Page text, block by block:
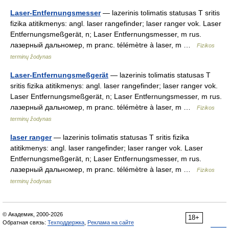
Laser-Entfernungsmesser— lazerinis tolimatis statusas T sritis
fizika atitikmenys: angl. laser rangefinder; laser ranger vok. Laser
Entfernungsmeßgerät, n; Laser Entfernungsmesser, m rus.
лазерный дальномер, m pranc. télémètre à laser, m …
Fizikos
terminų žodynas
Laser-Entfernungsmeßgerät — lazerinis tolimatis statusas T
sritis fizika atitikmenys: angl. laser rangefinder; laser ranger vok.
Laser Entfernungsmeßgerät, n; Laser Entfernungsmesser, m rus.
лазерный дальномер, m pranc. télémètre à laser, m …
Fizikos
terminų žodynas
laser ranger— lazerinis tolimatis statusas T sritis fizika
atitikmenys: angl. laser rangefinder; laser ranger vok. Laser
Entfernungsmeßgerät, n; Laser Entfernungsmesser, m rus.
лазерный дальномер, m pranc. télémètre à laser, m …
Fizikos
terminų žodynas
18+
© Академик, 2000-2026
Обратная связь: Техподдержка Реклама на сайте